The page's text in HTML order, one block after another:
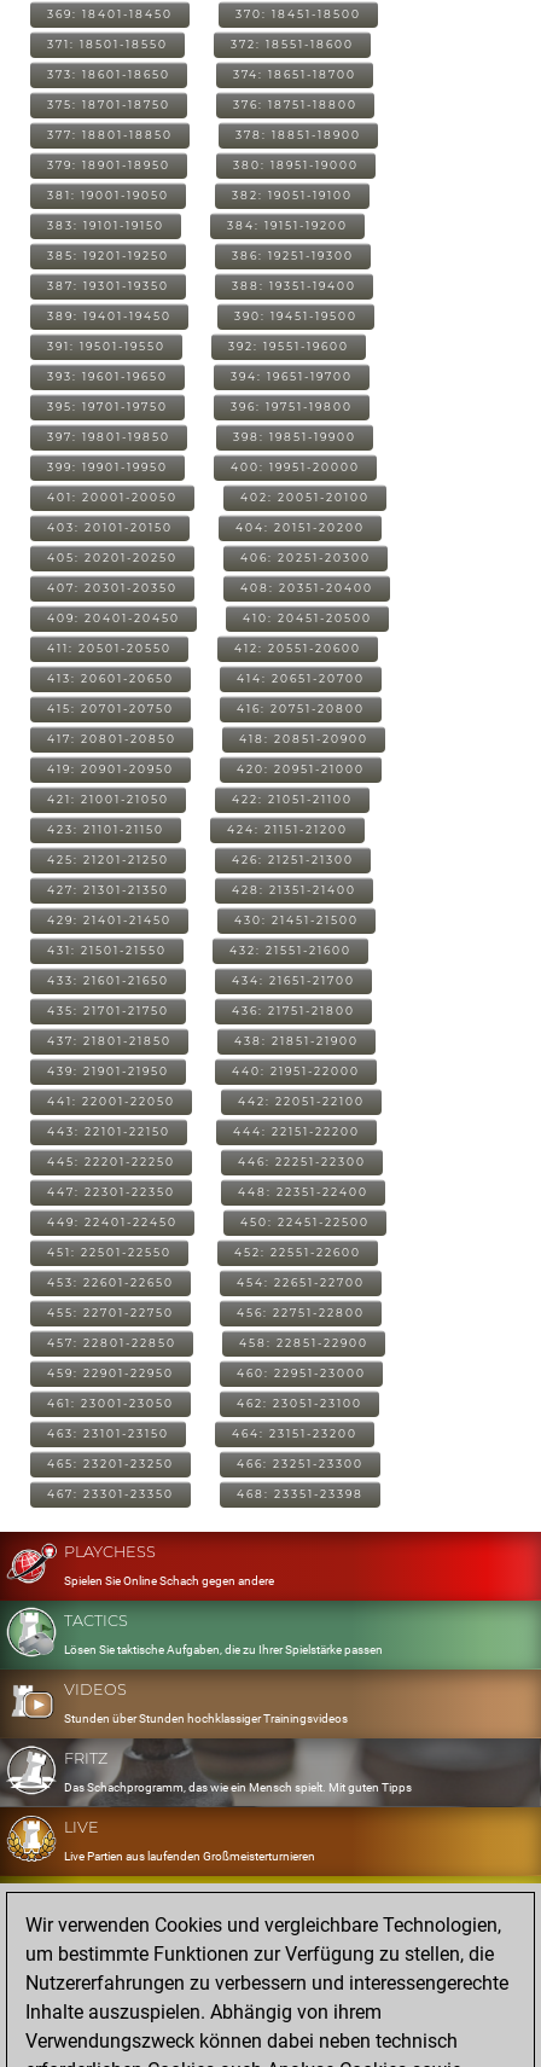
369: 18401-18450 370: 18451-18500
371: 18501-18550 372: 18551-18600
373: 18601-18650 374: 18651-18700
375: 18701-18750 376: 18751-18800
377: 18801-18850 378: 18851-18900
379: 18901-18950 380: 18951-19000
381: 19001-19050 382: 19051-19100
383: 19101-19150 384: 19151-19200
385: 19201-19250 386: 19251-19300
387: 19301-19350 388: 19351-19400
389: 19401-19450 390: 19451-19500
391: 19501-19550 392: 19551-19600
393: 19601-19650 394: 19651-19700
395: 19701-19750 396: 19751-19800
397: 19801-19850 398: 19851-19900
399: 19901-19950 400: 19951-20000
401: 20001-20050 402: 20051-20100
403: 20101-20150 404: 20151-20200
405: 20201-20250 406: 20251-20300
407: 20301-20350 408: 20351-20400
409: 20401-20450 410: 20451-20500
411: 20501-20550 412: 20551-20600
413: 20601-20650 414: 20651-20700
415: 20701-20750 416: 20751-20800
417: 20801-20850 418: 20851-20900
419: 20901-20950 420: 20951-21000
421: 21001-21050 422: 21051-21100
423: 21101-21150 424: 21151-21200
425: 21201-21250 426: 21251-21300
427: 21301-21350 428: 21351-21400
429: 21401-21450 430: 21451-21500
431: 21501-21550 432: 21551-21600
433: 21601-21650 434: 21651-21700
435: 21701-21750 436: 21751-21800
437: 21801-21850 438: 21851-21900
439: 21901-21950 440: 21951-22000
441: 22001-22050 442: 22051-22100
443: 22101-22150 444: 22151-22200
445: 22201-22250 446: 22251-22300
447: 22301-22350 448: 22351-22400
449: 22401-22450 450: 22451-22500
451: 22501-22550 452: 22551-22600
453: 22601-22650 454: 22651-22700
455: 22701-22750 456: 22751-22800
457: 22801-22850 458: 22851-22900
459: 22901-22950 460: 22951-23000
461: 23001-23050 462: 23051-23100
463: 23101-23150 464: 23151-23200
465: 23201-23250 466: 23251-23300
467: 23301-23350 468: 23351-23398
PLAYCHESS
Spielen Sie Online Schach gegen andere
TACTICS
Lösen Sie taktische Aufgaben, die zu Ihrer Spielstärke passen
VIDEOS
Stunden über Stunden hochklassiger Trainingsvideos
FRITZ
Das Schachprogramm, das wie ein Mensch spielt. Mit guten Tipps
LIVE
Live Partien aus laufenden Großmeisterturnieren
OPENINGS
Erfassen und Üben Sie Ihr Eröffnungsrepertoire
DATABASE
Acht Millionen starke Partien
MYGAMES
Speichern und analysieren Sie eigene Partien in der Cloud
Wir verwenden Cookies und vergleichbare Technologien,
um bestimmte Funktionen zur Verfügung zu stellen, die
Nutzererfahrungen zu verbessern und interessengerechte
Inhalte auszuspielen. Abhängig von ihrem
Verwendungszweck können dabei neben technisch